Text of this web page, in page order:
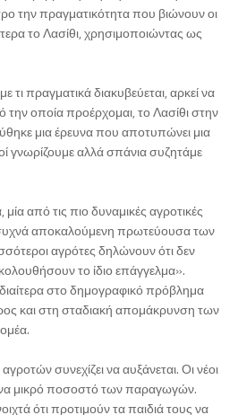
την πραγματικότητα που βιώνουν οι
το Λασίθι, χρησιμοποιώντας ως
πραγματικά διακυβεύεται, αρκεί να
την οποία προέρχομαι, το Λασίθι στην
μια έρευνα που αποτυπώνει μια
γνωρίζουμε αλλά σπάνια συζητάμε
από τις πιο δυναμικές αγροτικές
αποκαλούμενη πρωτεύουσα των
αγρότες δηλώνουν ότι δεν
το ίδιο επάγγελμα».
στο δημογραφικό πρόβλημα
και στη σταδιακή απομάκρυνση των
συνεχίζει να αυξάνεται. Οι νέοι
μικρό ποσοστό των παραγωγών.
ότι προτιμούν τα παιδιά τους να